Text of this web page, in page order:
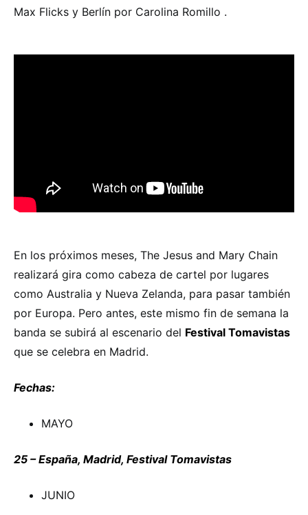
Max Flicks y Berlín por Carolina Romillo .
En los próximos meses, The Jesus and Mary Chain
realizará gira como cabeza de cartel por lugares
como Australia y Nueva Zelanda, para pasar también
por Europa. Pero antes, este mismo fin de semana la
banda se subirá al escenario del Festival Tomavistas
que se celebra en Madrid.
Fechas:
MAYO
25 – España, Madrid, Festival Tomavistas
JUNIO